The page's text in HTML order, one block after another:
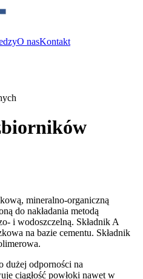
O nasKontakt
mineralno-organiczną
do nakładania metodą
i wodoszczelną. Składnik A
na bazie cementu. Składnik
dużej odporności na
ciągłość powłoki nawet w